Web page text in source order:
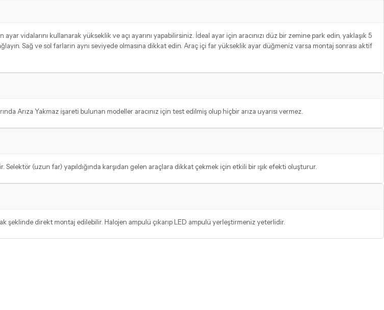
vidalarını kullanarak yükseklik ve açı ayarını yapabilirsiniz. İdeal ayar için aracınızı düz bir zemine park edin, yaklaşık 5
Sağ ve sol farların aynı seviyede olmasına dikkat edin. Araç içi far yükseklik ayar düğmeniz varsa montaj sonrası aktif
Arıza Yakmaz işareti bulunan modeller aracınız için test edilmiş olup hiçbir arıza uyarısı vermez.
(uzun far) yapıldığında karşıdan gelen araçlara dikkat çekmek için etkili bir ışık efekti oluşturur.
direkt montaj edilebilir. Halojen ampulü çıkarıp LED ampulü yerleştirmeniz yeterlidir.